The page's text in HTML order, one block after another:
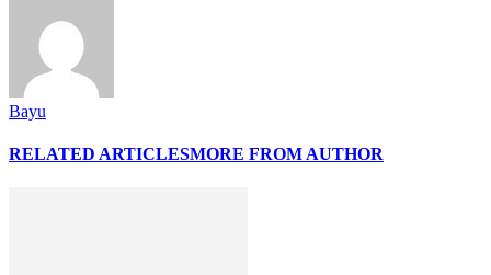
Bayu
RELATED ARTICLESMORE FROM AUTHOR